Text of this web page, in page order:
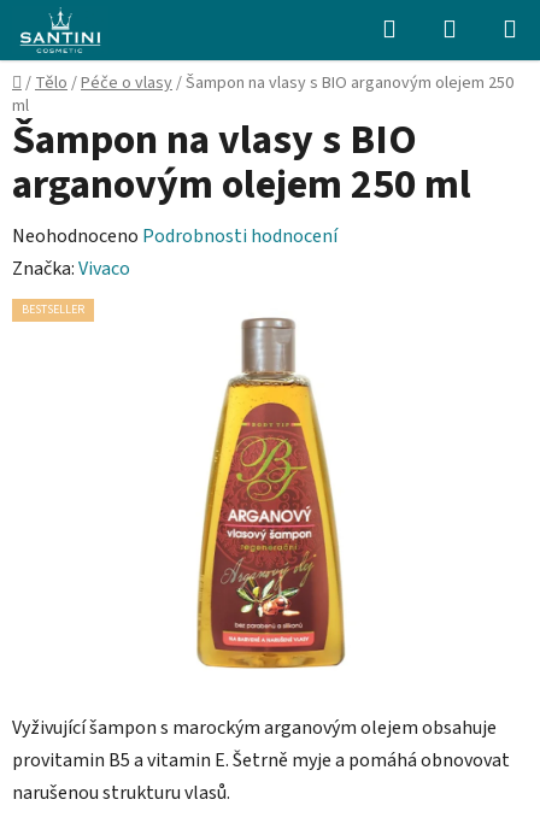
obsah
Hledat
KOŠÍK
Domů
/Tělo/Péče o vlasy/Šampon na vlasy s BIO arganovým olejem 250
ml
Vyživující šampon s marockým arganovým olejem obsahuje
provitamin B5 a vitamin E. Šetrně myje a pomáhá obnovovat
narušenou strukturu vlasů.
Šampon na vlasy s BIO
arganovým olejem 250 ml
Průměrné
hodnocení
produktu
Neohodnoceno Podrobnosti hodnocení
Značka:Vivaco
BESTSELLER